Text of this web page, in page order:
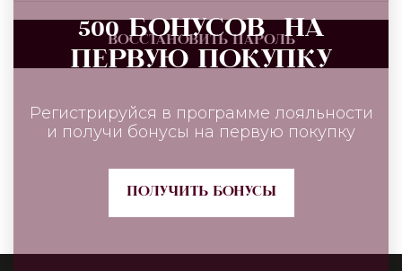
ВОССТАНОВИТЬ ПАРОЛЬ
500 БОНУСОВ НА
ПЕРВУЮ ПОКУПКУ
Регистрируйся в программе лояльности
и получи бонусы на первую покупку
ПОЛУЧИТЬ БОНУСЫ